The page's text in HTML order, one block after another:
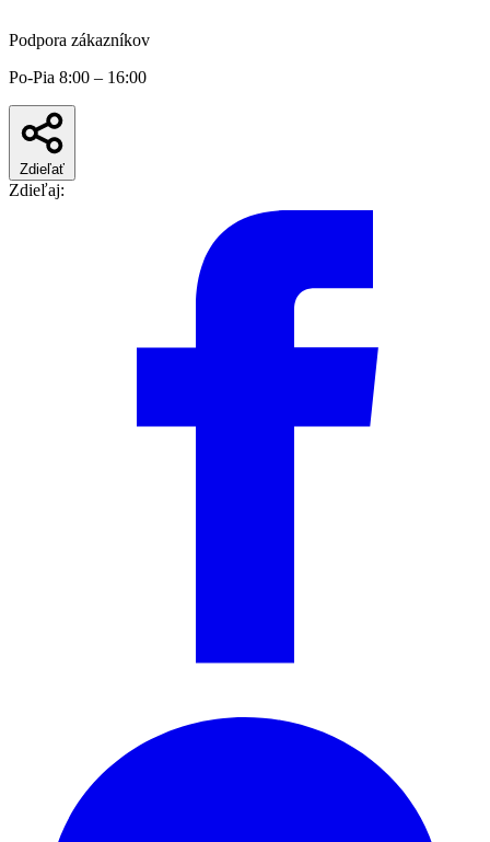
Podpora zákazníkov
Po-Pia 8:00 – 16:00
Zdieľať
Zdieľaj: